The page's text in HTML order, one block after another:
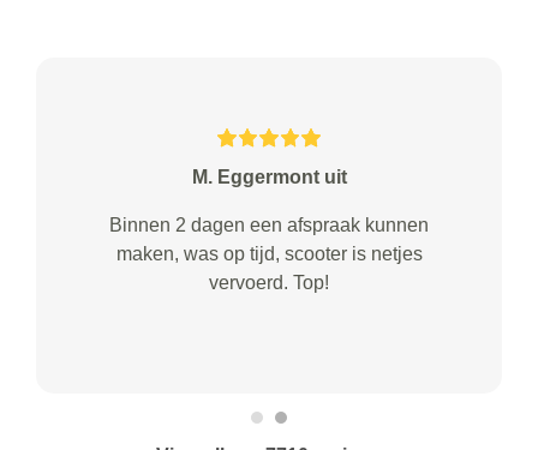
M. Eggermont uit
Binnen 2 dagen een afspraak kunnen
maken, was op tijd, scooter is netjes
vervoerd. Top!